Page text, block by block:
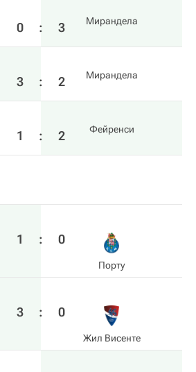
0 : 3 Мирандела
3 : 2 Мирандела
1 : 2 Фейренси
1 : 0
Порту
3 : 0
Жил Висенте